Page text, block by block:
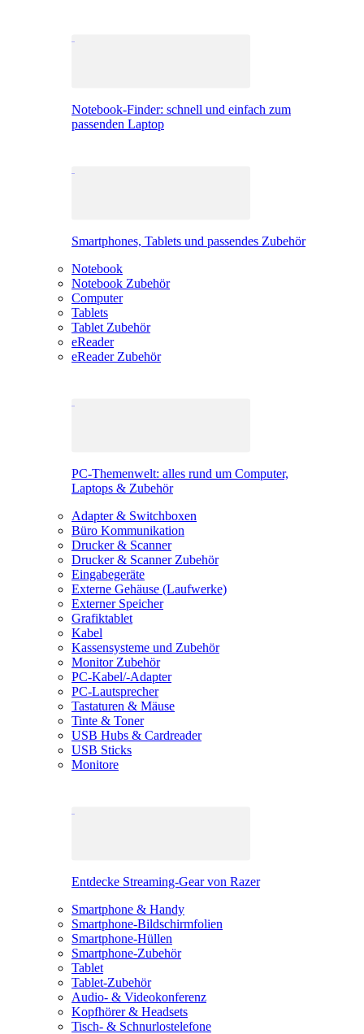
Notebook-Finder: schnell und einfach zum
passenden Laptop
Smartphones, Tablets und passendes Zubehör
Notebook
Notebook Zubehör
Computer
Tablets
Tablet Zubehör
eReader
eReader Zubehör
PC-Themenwelt: alles rund um Computer,
Laptops & Zubehör
Adapter & Switchboxen
Büro Kommunikation
Drucker & Scanner
Drucker & Scanner Zubehör
Eingabegeräte
Externe Gehäuse (Laufwerke)
Externer Speicher
Grafiktablet
Kabel
Kassensysteme und Zubehör
Monitor Zubehör
PC-Kabel/-Adapter
PC-Lautsprecher
Tastaturen & Mäuse
Tinte & Toner
USB Hubs & Cardreader
USB Sticks
Monitore
Entdecke Streaming-Gear von Razer
Smartphone & Handy
Smartphone-Bildschirmfolien
Smartphone-Hüllen
Smartphone-Zubehör
Tablet
Tablet-Zubehör
Audio- & Videokonferenz
Kopfhörer & Headsets
Tisch- & Schnurlostelefone